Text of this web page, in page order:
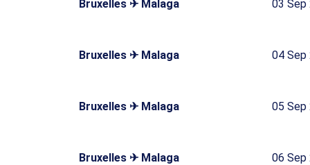
Bruxelles ✈ Malaga 03 Sep
Bruxelles ✈ Malaga 04 Sep
Bruxelles ✈ Malaga 05 Sep
Bruxelles ✈ Malaga 06 Sep